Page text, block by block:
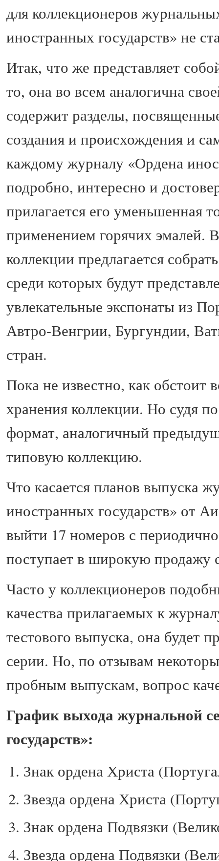
для коллекционеров
иностранных государств» не
Итак, что же представляет
то, она во всем аналогична
содержит разделы,
создания и происхождения и
каждому журналу «Ордена
подробно, интересно и
прилагается его уменьшенная
применением горячих эмалей.
коллекции предлагается
среди которых будут
увлекательные экспонаты из
Автро-Венгрии, Бургундии,
стран.
Пока не известно, как обстоит
хранения коллекции. Но судя
формат, аналогичный
типовую коллекцию.
Что касается планов выпуска
иностранных государств» от
выйти 17 номеров с
поступает в широкую продажу
Часто у коллекционеров
качества прилагаемых к
тестового выпуска, она будет
серии. Но, по отзывам
пробным выпускам, вопрос
График выхода журнальной
государств»:
Знак ордена Христа
Звезда ордена Христа
Знак ордена Подвязки
Звезда ордена Подвязки